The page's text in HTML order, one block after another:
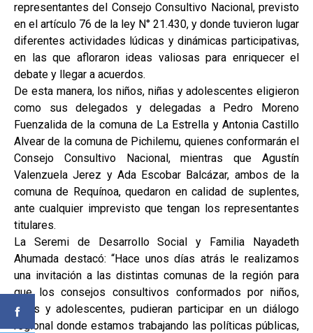
representantes del Consejo Consultivo Nacional, previsto
en el artículo 76 de la ley N° 21.430, y donde tuvieron lugar
diferentes actividades lúdicas y dinámicas participativas,
en las que afloraron ideas valiosas para enriquecer el
debate y llegar a acuerdos.
De esta manera, los niños, niñas y adolescentes eligieron
como sus delegados y delegadas a Pedro Moreno
Fuenzalida de la comuna de La Estrella y Antonia Castillo
Alvear de la comuna de Pichilemu, quienes conformarán el
Consejo Consultivo Nacional, mientras que Agustín
Valenzuela Jerez y Ada Escobar Balcázar, ambos de la
comuna de Requínoa, quedaron en calidad de suplentes,
ante cualquier imprevisto que tengan los representantes
titulares.
La Seremi de Desarrollo Social y Familia Nayadeth
Ahumada destacó: “Hace unos días atrás le realizamos
una invitación a las distintas comunas de la región para
que los consejos consultivos conformados por niños,
niñas y adolescentes, pudieran participar en un diálogo
regional donde estamos trabajando las políticas públicas,